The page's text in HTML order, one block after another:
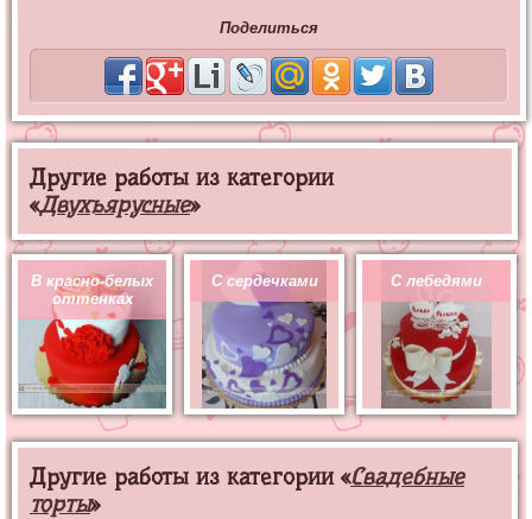
Поделиться
Другие работы из категории
«Двухъярусные»
В красно-белых
оттенках
С сердечками С лебедями
Другие работы из категории «Свадебные
торты»